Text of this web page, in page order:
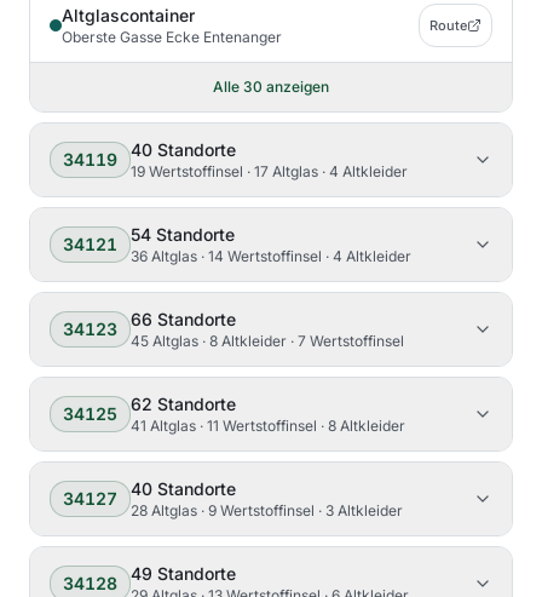
Altglascontainer
Oberste Gasse Ecke Entenanger
Route
Alle 30 anzeigen
34119 40 Standorte
19 Wertstoffinsel · 17 Altglas · 4 Altkleider
34121 54 Standorte
36 Altglas · 14 Wertstoffinsel · 4 Altkleider
34123 66 Standorte
45 Altglas · 8 Altkleider · 7 Wertstoffinsel
34125 62 Standorte
41 Altglas · 11 Wertstoffinsel · 8 Altkleider
34127 40 Standorte
28 Altglas · 9 Wertstoffinsel · 3 Altkleider
34128 49 Standorte